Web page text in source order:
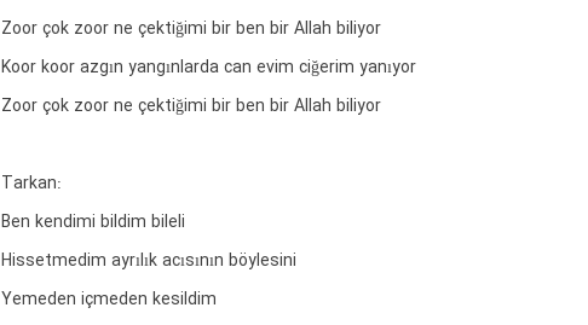
Zoor çok zoor ne çektiğimi bir ben bir Allah biliyor
Koor koor azgın yangınlarda can evim ciğerim yanıyor
Zoor çok zoor ne çektiğimi bir ben bir Allah biliyor
Tarkan:
Ben kendimi bildim bileli
Hissetmedim ayrılık acısının böylesini
Yemeden içmeden kesildim